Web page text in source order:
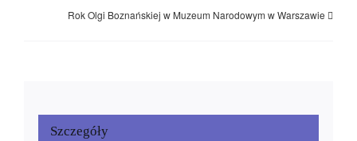
Rok Olgi Boznańskiej w Muzeum Narodowym w Warszawie
Szczegóły